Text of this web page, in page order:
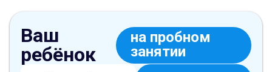
Ваш
ребёнок
на пробном
занятии